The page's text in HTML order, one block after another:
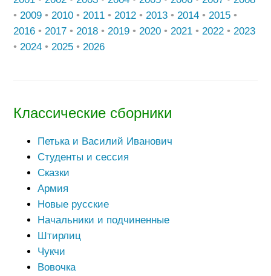
• 2009 • 2010 • 2011 • 2012 • 2013 • 2014 • 2015 •
2016 • 2017 • 2018 • 2019 • 2020 • 2021 • 2022 • 2023
• 2024 • 2025 • 2026
Классические сборники
Петька и Василий Иванович
Студенты и сессия
Сказки
Армия
Новые русские
Начальники и подчиненные
Штирлиц
Чукчи
Вовочка